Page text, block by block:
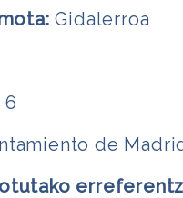
Gidalerroa
6
de